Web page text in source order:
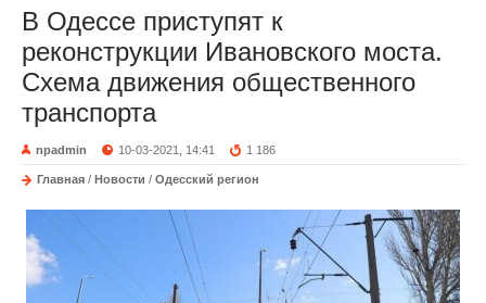
В Одессе приступят к
реконструкции Ивановского моста.
Схема движения общественного
транспорта
npadmin 10-03-2021, 14:41 1 186
Главная / Новости / Одесский регион